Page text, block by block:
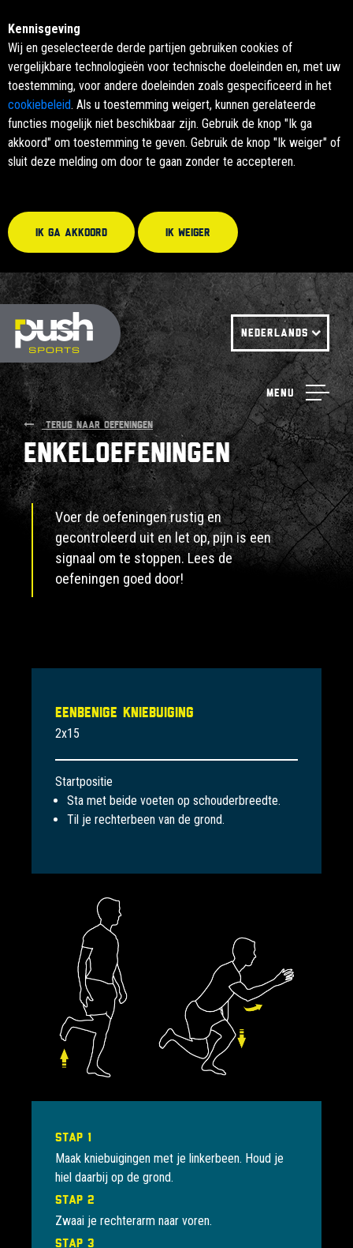
Kennisgeving
Wij en geselecteerde derde partijen gebruiken cookies of
vergelijkbare technologieën voor technische doeleinden en, met uw
toestemming, voor andere doeleinden zoals gespecificeerd in het
cookiebeleid. Als u toestemming weigert, kunnen gerelateerde
functies mogelijk niet beschikbaar zijn. Gebruik de knop "Ik ga
akkoord" om toestemming te geven. Gebruik de knop "Ik weiger" of
sluit deze melding om door te gaan zonder te accepteren.
Ik ga akkoord Ik weiger
NEDERLANDS
Menu
TERUG NAAR OEFENINGEN
Enkeloefeningen
Voer de oefeningen rustig en
gecontroleerd uit en let op, pijn is een
signaal om te stoppen. Lees de
oefeningen goed door!
Eenbenige kniebuiging
2x15
Startpositie
Sta met beide voeten op schouderbreedte.
Til je rechterbeen van de grond.
Stap 1
Maak kniebuigingen met je linkerbeen. Houd je
hiel daarbij op de grond.
Stap 2
Zwaai je rechterarm naar voren.
Stap 3